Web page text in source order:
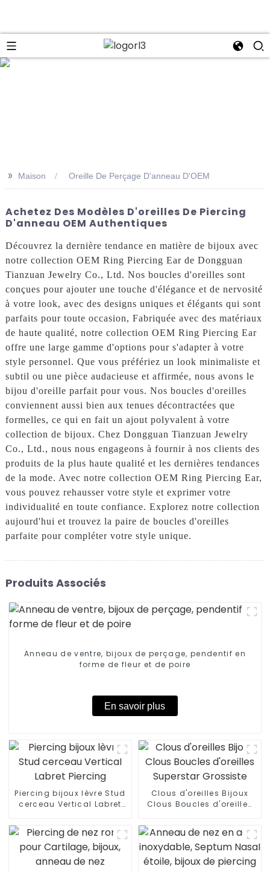
>> Maison Oreille De Perçage D'anneau D'OEM
Achetez Des Modèles D'oreilles De Piercing
D'anneau OEM Authentiques
Découvrez la dernière tendance en matière de bijoux avec
notre collection OEM Ring Piercing Ear de Dongguan
Tianzuan Jewelry Co., Ltd. Nos boucles d'oreilles sont
conçues pour ajouter une touche d'élégance et de nervosité
à votre look, avec des designs uniques et élégants qui sont
parfaits pour toute occasion, Fabriquée avec des matériaux
de haute qualité, notre collection OEM Ring Piercing Ear
offre une large gamme d'options pour s'adapter à votre
style personnel. Que vous préfériez un look minimaliste et
subtil ou une pièce audacieuse et affirmée, nous avons le
bijou d'oreille parfait pour vous. Nos boucles d'oreilles
conviennent aussi bien aux tenues décontractées que
formelles, ce qui en fait un ajout polyvalent à votre
collection de bijoux. Chez Dongguan Tianzuan Jewelry
Co., Ltd., nous nous engageons à fournir à nos clients des
produits de la plus haute qualité et les dernières tendances
de la mode. Avec notre collection OEM Ring Piercing Ear,
vous pouvez rehausser votre style et exprimer votre
individualité en toute confiance. Explorez notre collection
aujourd'hui et trouvez la paire de boucles d'oreilles
parfaite pour compléter votre style unique.
Produits Associés
Anneau de ventre, bijoux de perçage, pendentif en
forme de fleur et de poire
En savoir plus
Piercing bijoux lèvre Stud
cerceau Vertical Labret
Clous d'oreilles Bijoux
Clous Boucles d'oreilles